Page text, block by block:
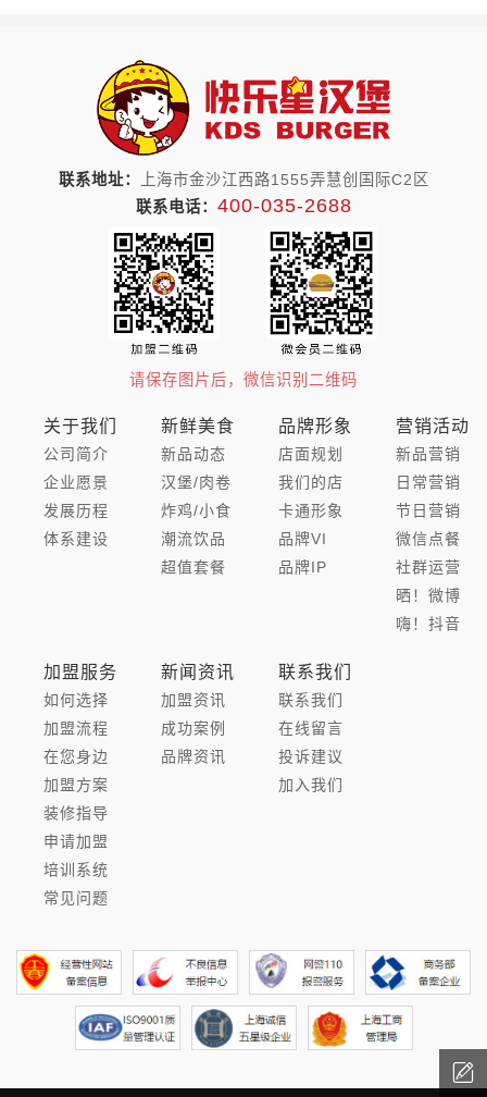
联系地址：
上海市金沙江西路1555弄慧创国际C2区
联系电话： 400-035-2688
请保存图片后，微信识别二维码
关于我们
公司简介
企业愿景
发展历程
体系建设
新鲜美食
新品动态
汉堡/肉卷
炸鸡/小食
潮流饮品
超值套餐
品牌形象
店面规划
我们的店
卡通形象
品牌VI
品牌IP
营销活动
新品营销
日常营销
节日营销
微信点餐
社群运营
晒！微博
嗨！抖音
加盟服务
如何选择
加盟流程
在您身边
加盟方案
装修指导
申请加盟
培训系统
常见问题
新闻资讯
加盟资讯
成功案例
品牌资讯
联系我们
联系我们
在线留言
投诉建议
加入我们